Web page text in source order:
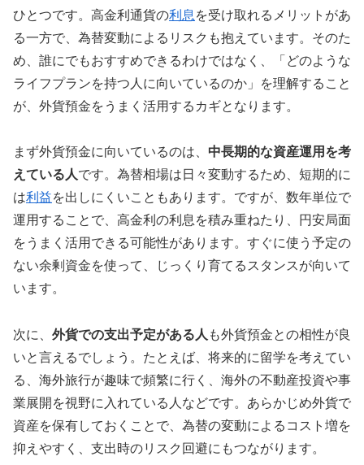
ひとつです。高金利通貨の利息 を受け取れるメリットがあ
る一方で、為替変動によるリスクも抱えています。そのた
め、誰にでもおすすめできるわけではなく、「どのような
ライフプランを持つ人に向いているのか」を理解すること
が、外貨預金をうまく活用するカギとなります。
まず外貨預金に向いているのは、 中長期的な資産運用を考
えている人です。為替相場は日々変動するため、短期的に
は利益を出しにくいこともあります。ですが、数年単位で
運用することで、高金利の利息を積み重ねたり、円安局面
をうまく活用できる可能性があります。すぐに使う予定の
ない余剰資金を使って、じっくり育てるスタンスが向いて
います。
次に、 外貨での支出予定がある人 も外貨預金との相性が良
いと言えるでしょう。たとえば、将来的に留学を考えてい
る、海外旅行が趣味で頻繁に行く、海外の不動産投資や事
業展開を視野に入れている人などです。あらかじめ外貨で
資産を保有しておくことで、為替の変動によるコスト増を
抑えやすく、支出時のリスク回避にもつながります。